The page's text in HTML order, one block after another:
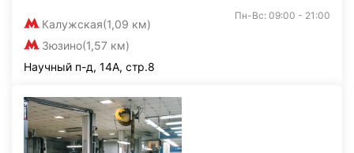
Калужская(1,09 км)
Зюзино(1,57 км)
Пн-Вс: 09:00 - 21:00
Научный п-д, 14А, стр.8